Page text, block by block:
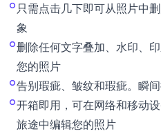
只需点击几下即可从照片中
象
删除任何文字叠加、水印、
您的照片
告别瑕疵、皱纹和瑕疵。瞬
开箱即用，可在网络和移动
旅途中编辑您的照片